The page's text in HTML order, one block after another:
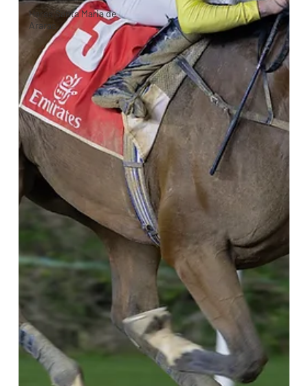
Haras Santa Maria de
Araras